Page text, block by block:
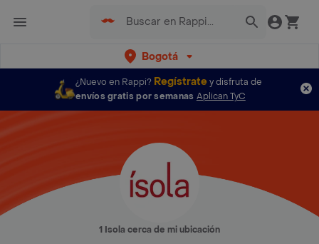
Bogotá
¿Nuevo en Rappi? Regístratey disfruta de
envíos gratis por semanas Aplican TyC
1 Isola cerca de mi ubicación